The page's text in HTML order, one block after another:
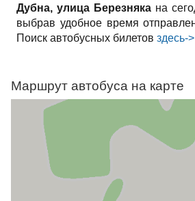
Дубна, улица Березняка на
выбрав удобное время
Поиск автобусных билетов здесь->
Маршрут автобуса на карте